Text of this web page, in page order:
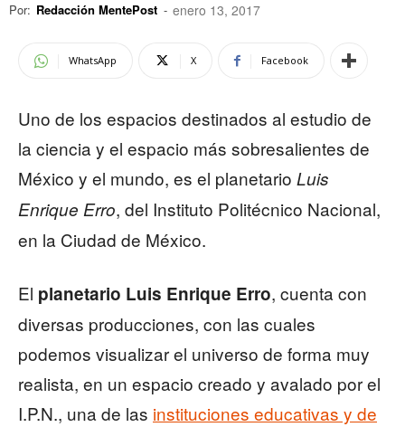
Por: Redacción MentePost - enero 13, 2017
WhatsApp X Facebook
Uno de los espacios destinados al estudio de
la ciencia y el espacio más sobresalientes de
México y el mundo, es el planetario Luis
Enrique Erro, del Instituto Politécnico Nacional,
en la Ciudad de México.
El planetario Luis Enrique Erro, cuenta con
diversas producciones, con las cuales
podemos visualizar el universo de forma muy
realista, en un espacio creado y avalado por el
I.P.N., una de las instituciones educativas y de